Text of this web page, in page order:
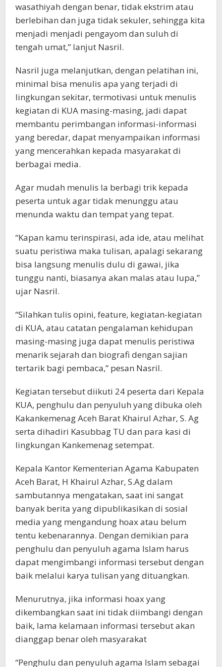
wasathiyah dengan benar, tidak ekstrim atau
berlebihan dan juga tidak sekuler, sehingga kita
menjadi menjadi pengayom dan suluh di
tengah umat,” lanjut Nasril.
Nasril juga melanjutkan, dengan pelatihan ini,
minimal bisa menulis apa yang terjadi di
lingkungan sekitar, termotivasi untuk menulis
kegiatan di KUA masing-masing, jadi dapat
membantu perimbangan informasi-informasi
yang beredar, dapat menyampaikan informasi
yang mencerahkan kepada masyarakat di
berbagai media.
Agar mudah menulis Ia berbagi trik kepada
peserta untuk agar tidak menunggu atau
menunda waktu dan tempat yang tepat.
“Kapan kamu terinspirasi, ada ide, atau melihat
suatu peristiwa maka tulisan, apalagi sekarang
bisa langsung menulis dulu di gawai, jika
tunggu nanti, biasanya akan malas atau lupa,”
ujar Nasril.
“Silahkan tulis opini, feature, kegiatan-kegiatan
di KUA, atau catatan pengalaman kehidupan
masing-masing juga dapat menulis peristiwa
menarik sejarah dan biografi dengan sajian
tertarik bagi pembaca,” pesan Nasril.
Kegiatan tersebut diikuti 24 peserta dari Kepala
KUA, penghulu dan penyuluh yang dibuka oleh
Kakankemenag Aceh Barat Khairul Azhar, S. Ag
serta dihadiri Kasubbag TU dan para kasi di
lingkungan Kankemenag setempat.
Kepala Kantor Kementerian Agama Kabupaten
Aceh Barat, H Khairul Azhar, S.Ag dalam
sambutannya mengatakan, saat ini sangat
banyak berita yang dipublikasikan di sosial
media yang mengandung hoax atau belum
tentu kebenarannya. Dengan demikian para
penghulu dan penyuluh agama Islam harus
dapat mengimbangi informasi tersebut dengan
baik melalui karya tulisan yang dituangkan.
Menurutnya, jika informasi hoax yang
dikembangkan saat ini tidak diimbangi dengan
baik, lama kelamaan informasi tersebut akan
dianggap benar oleh masyarakat
“Penghulu dan penyuluh agama Islam sebagai